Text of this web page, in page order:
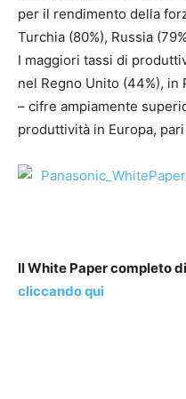
per il rendimento della
Turchia (80%), Russia
I maggiori tassi di
nel Regno Unito (44%), in
– cifre ampiamente
produttività in Europa,
Il White Paper completo
cliccando qui